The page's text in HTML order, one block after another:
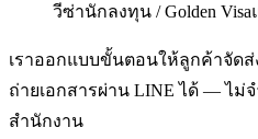
วีซ่านักลงทุน / Golden
เราออกแบบขั้นตอนให้ลูกค้าจัด
ถ่ายเอกสารผ่าน LINE ได้ — ไม่จ
สำนักงาน